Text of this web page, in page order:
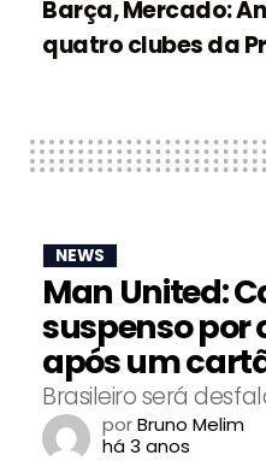
Barça, Mercado:
quatro clubes da
NEWS
Man United:
suspenso por
após um
Brasileiro será
porBruno Melim
há 3 anos